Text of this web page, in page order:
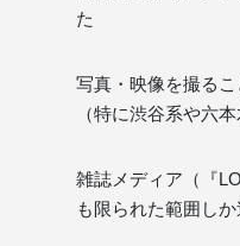
た
写真・映像を撮る
（特に渋谷系や六本
雑誌メディア（『
も限られた範囲し